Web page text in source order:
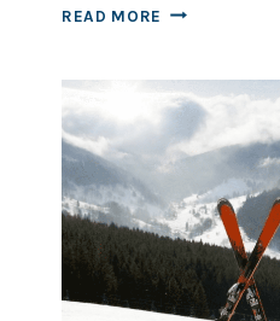
READ MORE POURQUOI
ASSURANCE
AUTO
CHEZ
UN
COURTIER
À
BRUXELLES